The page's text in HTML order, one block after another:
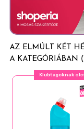
ESETÉN: Több
esetben a
megoldható. Az
nem múlik el: orvosi
AZ ELMÚLT KÉT
A KATEGÓRIÁBAN
Klubtagoknak